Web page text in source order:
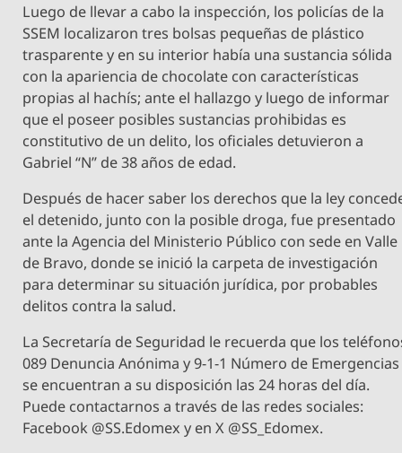
Luego de llevar a cabo la inspección, los policías de la
SSEM localizaron tres bolsas pequeñas de plástico
trasparente y en su interior había una sustancia sólida
con la apariencia de chocolate con características
propias al hachís; ante el hallazgo y luego de informar
que el poseer posibles sustancias prohibidas es
constitutivo de un delito, los oficiales detuvieron a
Gabriel “N” de 38 años de edad.
Después de hacer saber los derechos que la ley
el detenido, junto con la posible droga, fue presentado
ante la Agencia del Ministerio Público con sede en Valle
de Bravo, donde se inició la carpeta de investigación
para determinar su situación jurídica, por probables
delitos contra la salud.
La Secretaría de Seguridad le recuerda que los
089 Denuncia Anónima y 9-1-1 Número de Emergencias
se encuentran a su disposición las 24 horas del día.
Puede contactarnos a través de las redes sociales:
Facebook @SS.Edomex y en X @SS_Edomex.